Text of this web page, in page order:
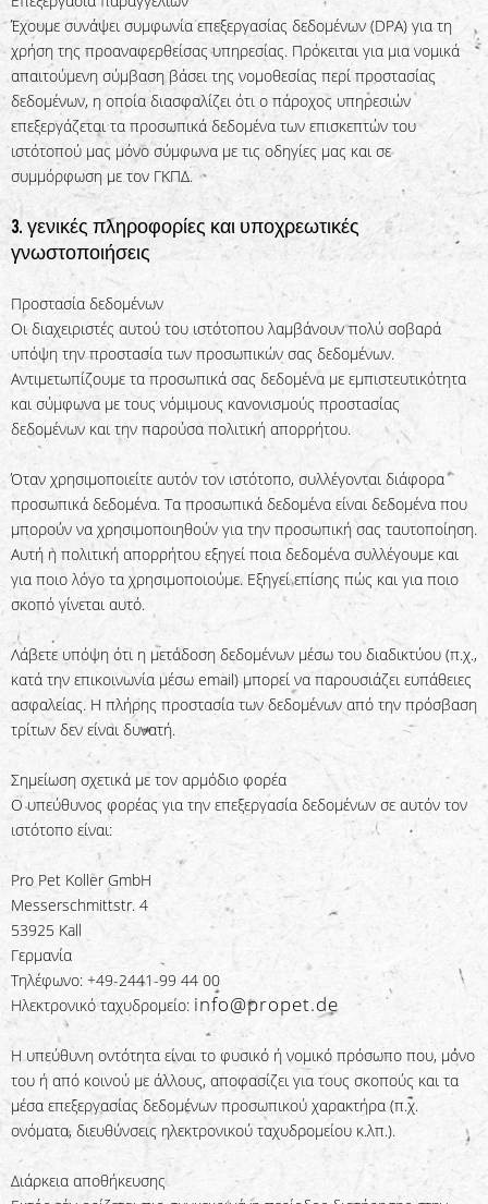
Έχουμε συνάψει συμφωνία επεξεργασίας δεδομένων (DPA) για τη
χρήση της προαναφερθείσας υπηρεσίας. Πρόκειται για μια νομικά
απαιτούμενη σύμβαση βάσει της νομοθεσίας περί προστασίας
δεδομένων, η οποία διασφαλίζει ότι ο πάροχος υπηρεσιών
επεξεργάζεται τα προσωπικά δεδομένα των επισκεπτών του
ιστότοπού μας μόνο σύμφωνα με τις οδηγίες μας και σε
συμμόρφωση με τον ΓΚΠΔ.
3. γενικές πληροφορίες και υποχρεωτικές
γνωστοποιήσεις
Προστασία δεδομένων
Οι διαχειριστές αυτού του ιστότοπου λαμβάνουν πολύ σοβαρά
υπόψη την προστασία των προσωπικών σας δεδομένων.
Αντιμετωπίζουμε τα προσωπικά σας δεδομένα με εμπιστευτικότητα
και σύμφωνα με τους νόμιμους κανονισμούς προστασίας
δεδομένων και την παρούσα πολιτική απορρήτου.
Όταν χρησιμοποιείτε αυτόν τον ιστότοπο, συλλέγονται διάφορα
προσωπικά δεδομένα. Τα προσωπικά δεδομένα είναι δεδομένα που
μπορούν να χρησιμοποιηθούν για την προσωπική σας ταυτοποίηση.
Αυτή η πολιτική απορρήτου εξηγεί ποια δεδομένα συλλέγουμε και
για ποιο λόγο τα χρησιμοποιούμε. Εξηγεί επίσης πώς και για ποιο
σκοπό γίνεται αυτό.
Λάβετε υπόψη ότι η μετάδοση δεδομένων μέσω του διαδικτύου (π.χ.,
κατά την επικοινωνία μέσω email) μπορεί να παρουσιάζει ευπάθειες
ασφαλείας. Η πλήρης προστασία των δεδομένων από την πρόσβαση
τρίτων δεν είναι δυνατή.
Σημείωση σχετικά με τον αρμόδιο φορέα
Ο υπεύθυνος φορέας για την επεξεργασία δεδομένων σε αυτόν τον
ιστότοπο είναι:
Pro Pet Koller GmbH
Messerschmittstr. 4
53925 Kall
Γερμανία
Τηλέφωνο: +49-2441-99 44 00
Ηλεκτρονικό ταχυδρομείο: info@propet.de
Η υπεύθυνη οντότητα είναι το φυσικό ή νομικό πρόσωπο που, μόνο
του ή από κοινού με άλλους, αποφασίζει για τους σκοπούς και τα
μέσα επεξεργασίας δεδομένων προσωπικού χαρακτήρα (π.χ.
ονόματα, διευθύνσεις ηλεκτρονικού ταχυδρομείου κ.λπ.).
Διάρκεια αποθήκευσης